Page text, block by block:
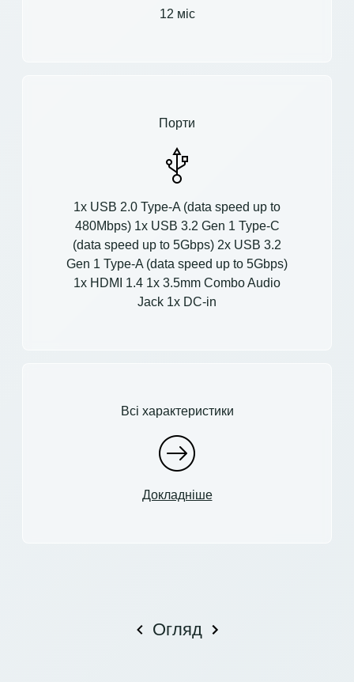
12 міс
Порти
1x USB 2.0 Type-A (data speed up to
480Mbps) 1x USB 3.2 Gen 1 Type-C
(data speed up to 5Gbps) 2x USB 3.2
Gen 1 Type-A (data speed up to 5Gbps)
1x HDMI 1.4 1x 3.5mm Combo Audio
Jack 1x DC-in
Всі характеристики
Докладніше
Огляд